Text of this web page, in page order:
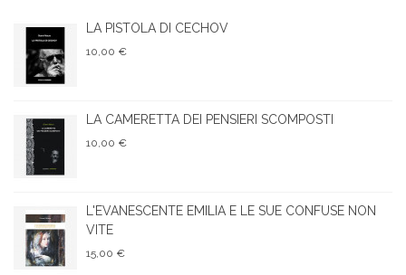
LA PISTOLA DI CECHOV
10,00 €
LA CAMERETTA DEI PENSIERI SCOMPOSTI
10,00 €
L'EVANESCENTE EMILIA E LE SUE CONFUSE NON
VITE
15,00 €